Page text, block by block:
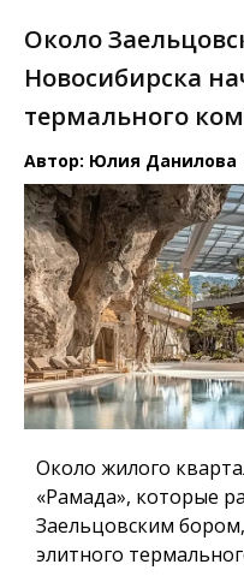
Около
Новосибирска
термального
Автор: Юлия Данилова
Около жилого
«Рамада», которые
Заельцовским
элитного